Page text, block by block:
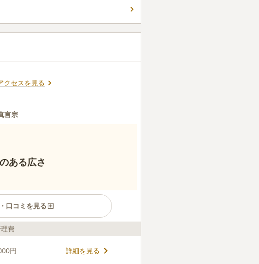
族代々や親せき一同で眠ることができ
安心です。 周辺にはゴルフ場が多く、お
楽しむこともできます。
ません。
クセスを見る
言宗
ある広さ
口コミを見る
の音を聞くことができます。 穏やかな時
費
円 詳細を見る